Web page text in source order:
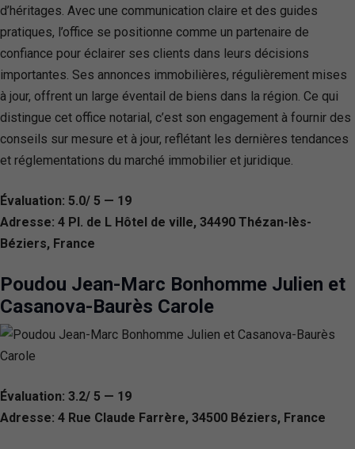
d’héritages. Avec une communication claire et des guides
pratiques, l’office se positionne comme un partenaire de
confiance pour éclairer ses clients dans leurs décisions
importantes. Ses annonces immobilières, régulièrement mises
à jour, offrent un large éventail de biens dans la région. Ce qui
distingue cet office notarial, c’est son engagement à fournir des
conseils sur mesure et à jour, reflétant les dernières tendances
et réglementations du marché immobilier et juridique.
Évaluation: 5.0/ 5 — 19
Adresse: 4 Pl. de L Hôtel de ville, 34490 Thézan-lès-
Béziers, France
Poudou Jean-Marc Bonhomme Julien et
Casanova-Baurès Carole
Évaluation: 3.2/ 5 — 19
Adresse: 4 Rue Claude Farrère, 34500 Béziers, France